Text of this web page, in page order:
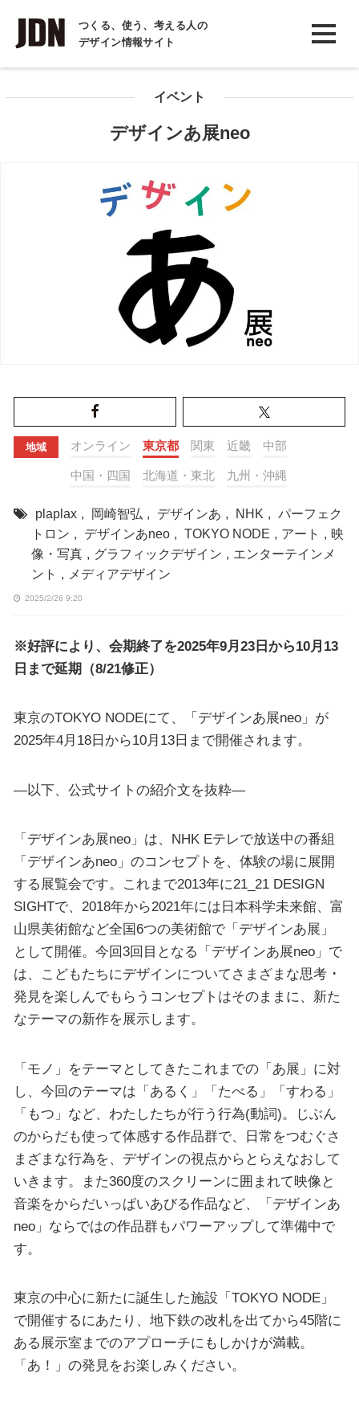
つくる、使う、考える人の
デザイン情報サイト
INTERVIEW
インタビュー
イベント
デザインあ展neo
地域 オンライン 東京都 関東 近畿 中部
中国・四国 北海道・東北 九州・沖縄
plaplax , 岡崎智弘 , デザインあ , NHK , パーフェク
トロン , デザインあneo , TOKYO NODE , アート , 映
像・写真 , グラフィックデザイン , エンターテインメ
ント , メディアデザイン
2025/2/26 9:20
※好評により、会期終了を2025年9月23日から10月13
日まで延期（8/21修正）
東京のTOKYO NODEにて、「デザインあ展neo」が
2025年4月18日から10月13日まで開催されます。
—以下、公式サイトの紹介文を抜粋—
「デザインあ展neo」は、NHK Eテレで放送中の番組
「デザインあneo」のコンセプトを、体験の場に展開
する展覧会です。これまで2013年に21_21 DESIGN
SIGHTで、2018年から2021年には日本科学未来館、富
山県美術館など全国6つの美術館で「デザインあ展」
として開催。今回3回目となる「デザインあ展neo」で
は、こどもたちにデザインについてさまざまな思考 ･
発見を楽しんでもらうコンセプトはそのままに、新た
なテーマの新作を展示します。
「モノ」をテーマとしてきたこれまでの「あ展」に対
し、今回のテーマは「あるく」「たべる」「すわる」
「もつ」など、わたしたちが行う行為(動詞)。じぶん
のからだも使って体感する作品群で、日常をつむぐさ
まざまな行為を、デザインの視点からとらえなおして
いきます。また360度のスクリーンに囲まれて映像と
音楽をからだいっぱいあびる作品など、「デザインあ
neo」ならではの作品群もパワーアップして準備中で
す。
東京の中心に新たに誕生した施設「TOKYO NODE」
で開催するにあたり、地下鉄の改札を出てから45階に
ある展示室までのアプローチにもしかけが満載。
「あ！」の発見をお楽しみください。